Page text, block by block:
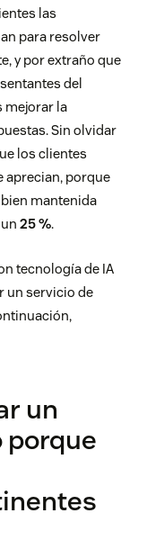
las
para resolver
y por extraño que
del
mejorar la
Sin olvidar
los clientes
aprecian, porque
bien mantenida
25 %.
tecnología de IA
un servicio de
un
porque